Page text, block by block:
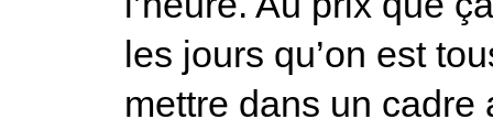
les jours qu’on est
mettre dans un cadre